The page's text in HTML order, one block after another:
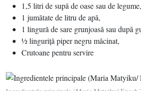
1,5 litri de supă de oase sau de legume,
1 jumătate de litru de apă,
1 lingură de sare grunjoasă sau după
½ linguriţă piper negru măcinat,
Crutoane pentru servire